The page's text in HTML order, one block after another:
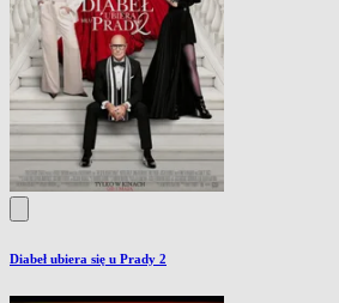
Diabeł ubiera się u Prady 2